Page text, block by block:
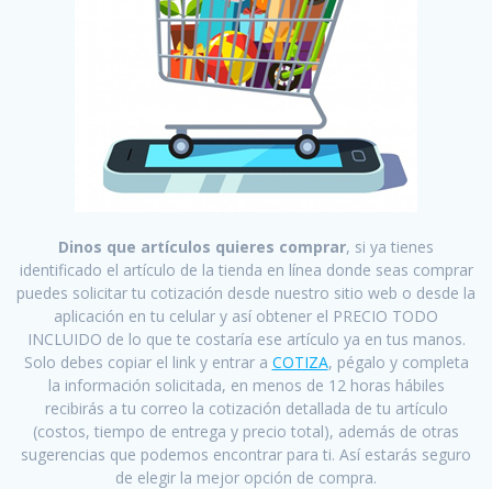
Dinos que artículos quieres comprar, si ya tienes
identificado el artículo de la tienda en línea donde seas comprar
puedes solicitar tu cotización desde nuestro sitio web o desde la
aplicación en tu celular y así obtener el PRECIO TODO
INCLUIDO de lo que te costaría ese artículo ya en tus manos.
Solo debes copiar el link y entrar a COTIZA, pégalo y completa
la información solicitada, en menos de 12 horas hábiles
recibirás a tu correo la cotización detallada de tu artículo
(costos, tiempo de entrega y precio total), además de otras
sugerencias que podemos encontrar para ti. Así estarás seguro
de elegir la mejor opción de compra.